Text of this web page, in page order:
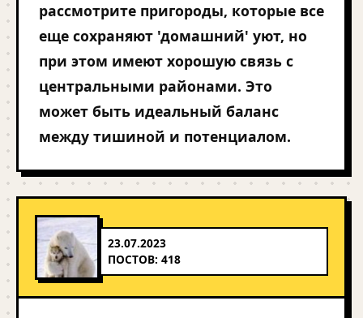
рассмотрите пригороды, которые все
еще сохраняют 'домашний' уют, но
при этом имеют хорошую связь с
центральными районами. Это
может быть идеальный баланс
между тишиной и потенциалом.
23.07.2023
ПОСТОВ: 418